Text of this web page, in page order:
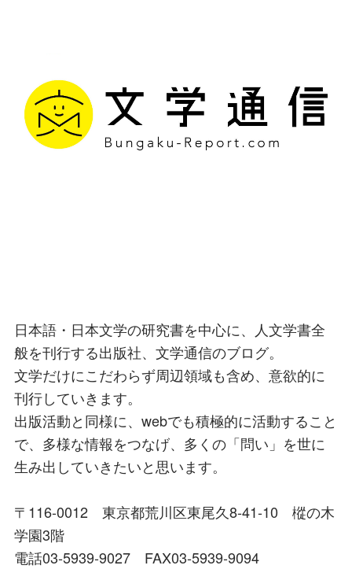
日本語・日本文学の研究書を中心に、人文学書全
般を刊行する出版社、文学通信のブログ。
文学だけにこだわらず周辺領域も含め、意欲的に
刊行していきます。
出版活動と同様に、webでも積極的に活動すること
で、多様な情報をつなげ、多くの「問い」を世に
生み出していきたいと思います。
〒116-0012 東京都荒川区東尾久8-41-10 樅の木
学園3階
電話03-5939-9027 FAX03-5939-9094